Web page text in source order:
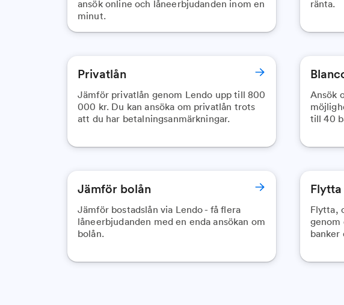
ansök online och låneerbjudanden inom en
minut.
ränta.
Privatlån
Jämför privatlån genom Lendo upp till 800
000 kr. Du kan ansöka om privatlån trots
att du har betalningsanmärkningar.
Ansök
till 40
Jämför bolån
Jämför bostadslån via Lendo - få flera
låneerbjudanden med en enda ansökan om
bolån.
Flytta,
genom
banker